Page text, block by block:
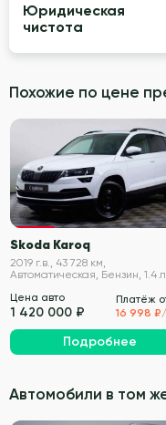
Юридическая
чистота
Похожие по цене
VIN
Skoda Karoq
2019 г.в., 43 728 км,
Автоматическая, Бензин, 1.4
Цена авто
1 420 000 ₽
Платёж
16 998
Подробнее
Автомобили в том